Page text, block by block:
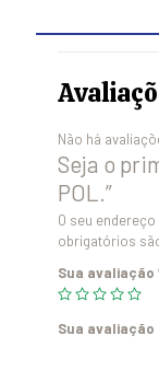
Não há
Seja o
POL.”
O seu
obrigatórios
Sua avaliação
Sua